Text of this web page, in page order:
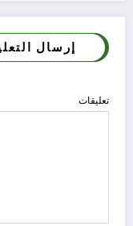
إرسال
تعليقات